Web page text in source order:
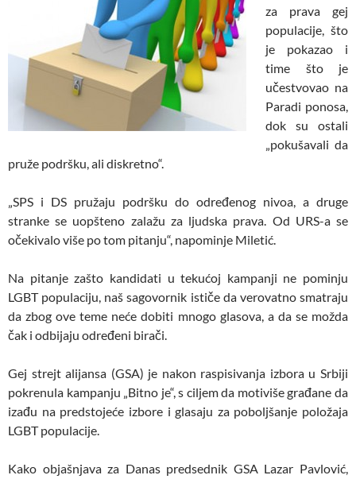
za prava gej
populacije, što
je pokazao i
time što je
učestvovao na
Paradi ponosa,
dok su ostali
„pokušavali da
pruže podršku, ali diskretno“.
„SPS i DS pružaju podršku do određenog nivoa, a druge
stranke se uopšteno zalažu za ljudska prava. Od URS-a se
očekivalo više po tom pitanju“, napominje Miletić.
Na pitanje zašto kandidati u tekućoj kampanji ne pominju
LGBT populaciju, naš sagovornik ističe da verovatno smatraju
da zbog ove teme neće dobiti mnogo glasova, a da se možda
čak i odbijaju određeni birači.
Gej strejt alijansa (GSA) je nakon raspisivanja izbora u Srbiji
pokrenula kampanju „Bitno je“, s ciljem da motiviše građane da
izađu na predstojeće izbore i glasaju za poboljšanje položaja
LGBT populacije.
Kako objašnjava za Danas predsednik GSA Lazar Pavlović,